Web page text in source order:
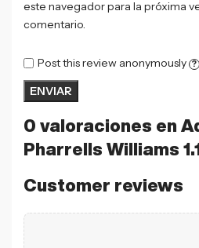
0 valoraciones en
Pharrells Williams 1.1
Customer reviews
este navegador para la próxima
comentario.
Post this review anonymously ?